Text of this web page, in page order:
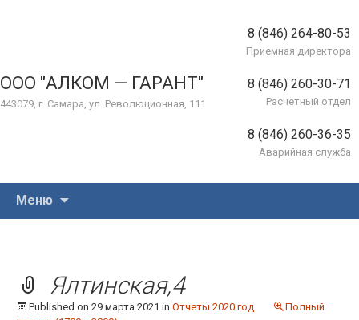
ООО "АЛКОМ — ГАРАНТ"
443079, г. Самара, ул. Революционная, 111
8 (846) 264-80-53
Приемная директора
8 (846) 260-30-71
Расчетный отдел
8 (846) 260-36-35
Аварийная служба
Меню
Ялтинская,4
Published on 29 марта 2021 in Отчеты 2020 год.
Полный